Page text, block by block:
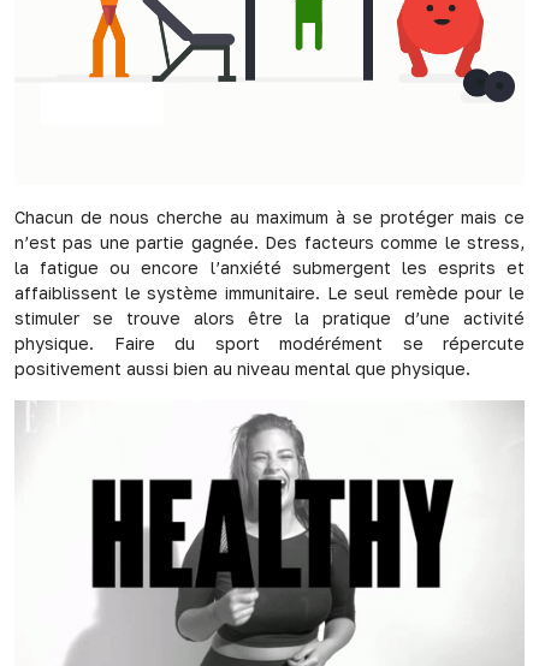
Chacun de nous cherche au maximum à se protéger mais ce
n’est pas une partie gagnée. Des facteurs comme le stress,
la fatigue ou encore l’anxiété submergent les esprits et
affaiblissent le système immunitaire. Le seul remède pour le
stimuler se trouve alors être la pratique d’une activité
physique. Faire du sport modérément se répercute
positivement aussi bien au niveau mental que physique.